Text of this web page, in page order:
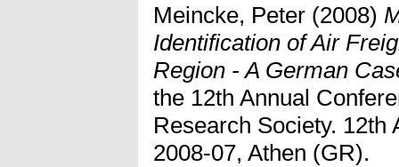
Meincke, Peter (2008)
Identification of Air
Region - A German
the 12th Annual
Research Society. 12th
2008-07, Athen (GR).